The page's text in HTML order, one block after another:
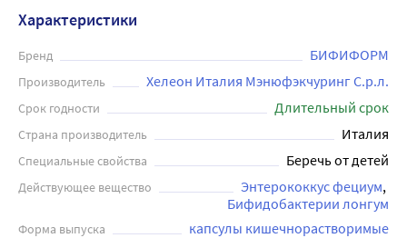
используется в лечении и профилактике дисбактериозов
и антибиотик-ассоциированной диареи, поддерживает
иммунную систему. В комплексной терапии пробиотики
Бифиформ оказывают положительное действие в
борьбе с острыми кишечными инфекциями. Возможны
аллергические реакции, имеются противопоказания.
Перед применением рекомендуется
проконсультироваться с врачом
Характеристики
Бренд БИФИФОРМ
Производитель Хелеон Италия Мэнюфэкчуринг С.р.л.
Срок годности Длительный срок
Страна производитель Италия
Специальные свойства Беречь от детей
Действующее вещество
Энтерококкус фециум
Бифидобактерии лонгум
Форма выпуска капсулы кишечнорастворимые